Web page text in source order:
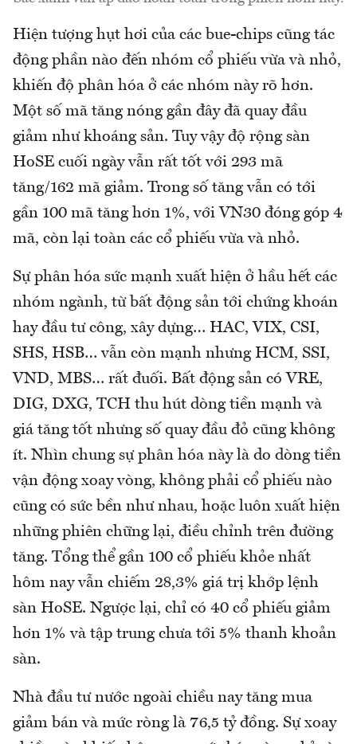
Hiện tượng hụt hơi của các bue-chips cũng tác
động phần nào đến nhóm cổ phiếu vừa và nhỏ,
khiến độ phân hóa ở các nhóm này rõ hơn.
Một số mã tăng nóng gần đây đã quay đầu
giảm như khoáng sản. Tuy vậy độ rộng sàn
HoSE cuối ngày vẫn rất tốt với 293 mã
tăng/162 mã giảm. Trong số tăng vẫn có tới
gần 100 mã tăng hơn 1%, với VN30 đóng góp 4
mã, còn lại toàn các cổ phiếu vừa và nhỏ.
Sự phân hóa sức mạnh xuất hiện ở hầu hết các
nhóm ngành, từ bất động sản tới chứng khoán
hay đầu tư công, xây dựng… HAC, VIX, CSI,
SHS, HSB… vẫn còn mạnh nhưng HCM, SSI,
VND, MBS… rất đuối. Bất động sản có VRE,
DIG, DXG, TCH thu hút dòng tiền mạnh và
giá tăng tốt nhưng số quay đầu đỏ cũng không
ít. Nhìn chung sự phân hóa này là do dòng tiền
vận động xoay vòng, không phải cổ phiếu nào
cũng có sức bền như nhau, hoặc luôn xuất hiện
những phiên chững lại, điều chỉnh trên đường
tăng. Tổng thể gần 100 cổ phiếu khỏe nhất
hôm nay vẫn chiếm 28,3% giá trị khớp lệnh
sàn HoSE. Ngược lại, chỉ có 40 cổ phiếu giảm
hơn 1% và tập trung chưa tới 5% thanh khoản
sàn.
Nhà đầu tư nước ngoài chiều nay tăng mua
giảm bán và mức ròng là 76,5 tỷ đồng. Sự xoay